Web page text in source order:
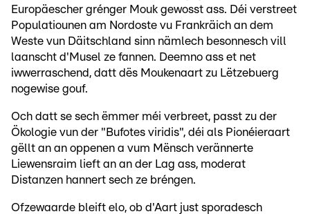
Europäescher grénger Mouk gewosst ass. Déi verstreet
Populatiounen am Nordoste vu Frankräich an dem
Weste vun Däitschland sinn nämlech besonnesch vill
laanscht d'Musel ze fannen. Deemno ass et net
iwwerraschend, datt dës Moukenaart zu Lëtzebuerg
nogewise gouf.
Och datt se sech ëmmer méi verbreet, passt zu der
Ökologie vun der "Bufotes viridis", déi als Pionéieraart
gëllt an an oppenen a vum Mënsch verännerte
Liewensraim lieft an an der Lag ass, moderat
Distanzen hannert sech ze bréngen.
Ofzewaarde bleift elo, ob d'Aart just sporadesch